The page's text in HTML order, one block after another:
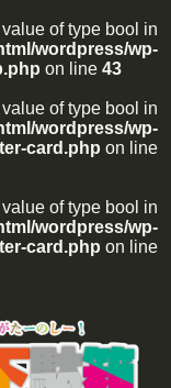
of type bool in
wordpress/wp-
on line 43
of type bool in
wordpress/wp-
card.php on line
of type bool in
wordpress/wp-
card.php on line